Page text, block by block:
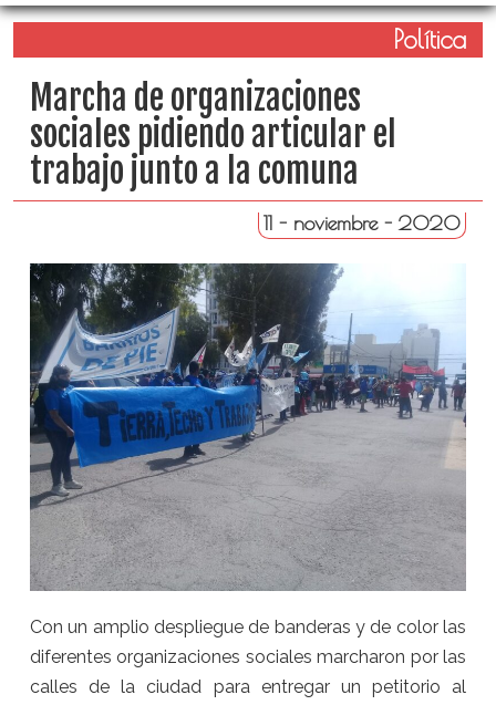
Política
Marcha de organizaciones
sociales pidiendo articular el
trabajo junto a la comuna
11 - noviembre - 2020
Con un amplio despliegue de banderas y de color las
diferentes organizaciones sociales marcharon por las
calles de la ciudad para entregar un petitorio al